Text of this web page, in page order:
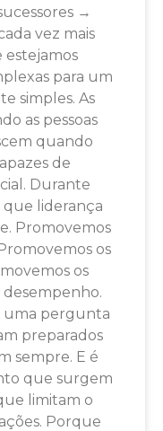
→
vez mais
estejamos
para um
simples. As
as pessoas
quando
de
Durante
que liderança
Promovemos
os
os
uma pergunta
preparados
sempre. E é
que surgem
limitam o
Porque